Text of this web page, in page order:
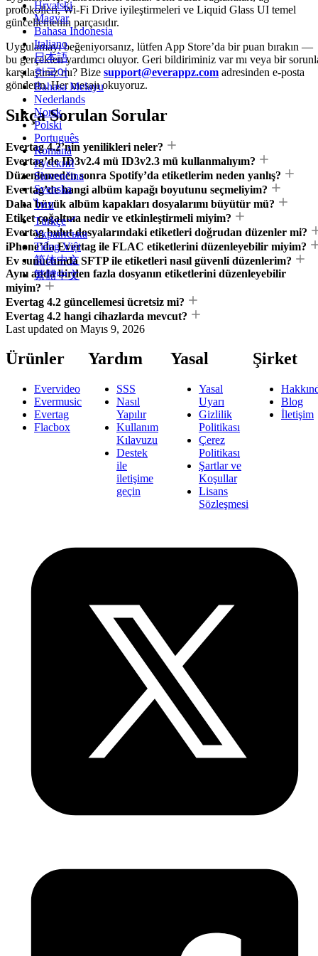
Hrvatski
Magyar
Bahasa Indonesia
Italiano
日本語
한국어
Bahasa Melayu
Nederlands
Norsk
Polski
Português
Română
Русский
Slovenčina
Svenska
ไทย
Türkçe
Українська
Tiếng Việt
简体中文
繁體中文
protokolleri, Wi-Fi Drive iyileştirmeleri ve Liquid Glass UI temel
güncellemenin parçasıdır.
Uygulamayı beğeniyorsanız, lütfen App Store’da bir puan bırakın —
bu gerçekten yardımcı oluyor. Geri bildiriminiz var mı veya bir
karşılaştınız mı? Bize support@everappz.com adresinden e-posta
gönderin. Her mesajı okuyoruz.
Sıkça Sorulan Sorular
Evertag 4.2’nin yenilikleri neler?
Evertag’de ID3v2.4 mü ID3v2.3 mü kullanmalıyım?
Düzenlemeden sonra Spotify’da etiketlerim neden yanlış?
Evertag’de hangi albüm kapağı boyutunu seçmeliyim?
Daha büyük albüm kapakları dosyalarımı büyütür mü?
Etiket çoğaltma nedir ve etkinleştirmeli miyim?
Evertag bulut dosyalarındaki etiketleri doğrudan düzenler mi?
iPhone’da Evertag ile FLAC etiketlerini düzenleyebilir miyim?
Ev sunucumda SFTP ile etiketleri nasıl güvenli düzenlerim?
Aynı anda birden fazla dosyanın etiketlerini düzenleyebilir
miyim?
Evertag 4.2 güncellemesi ücretsiz mi?
Evertag 4.2 hangi cihazlarda mevcut?
Last updated on Mayıs 9, 2026
Ürünler
Evervideo
Evermusic
Evertag
Flacbox
Yardım
SSS
Nasıl
Yapılır
Kullanım
Kılavuzu
Destek
ile
iletişime
geçin
Yasal
Yasal
Uyarı
Gizlilik
Politikası
Çerez
Politikası
Şartlar ve
Koşullar
Lisans
Sözleşmesi
Şirket
Blog
İletişim